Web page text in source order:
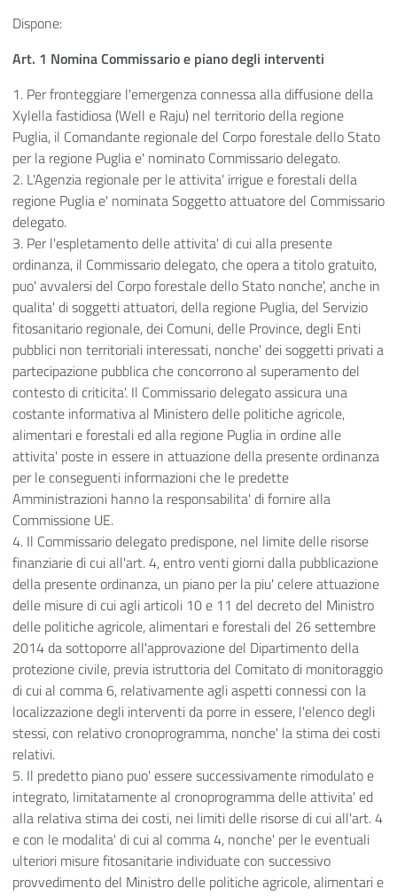
Dispone:
Art. 1 Nomina Commissario e piano degli interventi
1. Per fronteggiare l'emergenza connessa alla diffusione della
Xylella fastidiosa (Well e Raju) nel territorio della regione
Puglia, il Comandante regionale del Corpo forestale dello Stato
per la regione Puglia e' nominato Commissario delegato.
2. L'Agenzia regionale per le attivita' irrigue e forestali della
regione Puglia e' nominata Soggetto attuatore del Commissario
delegato.
3. Per l'espletamento delle attivita' di cui alla presente
ordinanza, il Commissario delegato, che opera a titolo gratuito,
puo' avvalersi del Corpo forestale dello Stato nonche', anche in
qualita' di soggetti attuatori, della regione Puglia, del Servizio
fitosanitario regionale, dei Comuni, delle Province, degli Enti
pubblici non territoriali interessati, nonche' dei soggetti privati a
partecipazione pubblica che concorrono al superamento del
contesto di criticita'. Il Commissario delegato assicura una
costante informativa al Ministero delle politiche agricole,
alimentari e forestali ed alla regione Puglia in ordine alle
attivita' poste in essere in attuazione della presente ordinanza
per le conseguenti informazioni che le predette
Amministrazioni hanno la responsabilita' di fornire alla
Commissione UE.
4. Il Commissario delegato predispone, nel limite delle risorse
finanziarie di cui all'art. 4, entro venti giorni dalla pubblicazione
della presente ordinanza, un piano per la piu' celere attuazione
delle misure di cui agli articoli 10 e 11 del decreto del Ministro
delle politiche agricole, alimentari e forestali del 26 settembre
2014 da sottoporre all'approvazione del Dipartimento della
protezione civile, previa istruttoria del Comitato di monitoraggio
di cui al comma 6, relativamente agli aspetti connessi con la
localizzazione degli interventi da porre in essere, l'elenco degli
stessi, con relativo cronoprogramma, nonche' la stima dei costi
relativi.
5. Il predetto piano puo' essere successivamente rimodulato e
integrato, limitatamente al cronoprogramma delle attivita' ed
alla relativa stima dei costi, nei limiti delle risorse di cui all'art. 4
e con le modalita' di cui al comma 4, nonche' per le eventuali
ulteriori misure fitosanitarie individuate con successivo
provvedimento del Ministro delle politiche agricole, alimentari e